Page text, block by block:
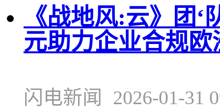
《战地风:云》团
元助力企业合规
闪电新闻 2026-01-31